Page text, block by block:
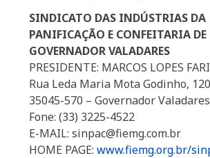
SINDICATO DAS INDÚSTRIAS DA
PANIFICAÇÃO E CONFEITARIA DE
GOVERNADOR VALADARES
PRESIDENTE: MARCOS LOPES
Rua Leda Maria Mota Godinho,
35045-570 – Governador
Fone: (33) 3225-4522
E-MAIL: sinpac@fiemg.com.br
HOME PAGE: www.fiemg.org.br/